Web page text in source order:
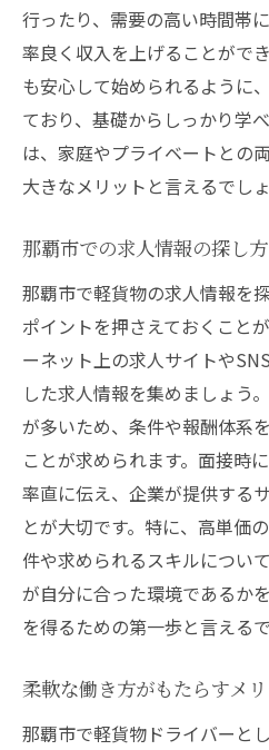
行ったり、需要の高い時間帯
率良く収入を上げることがで
も安心して始められるように
ており、基礎からしっかり学
は、家庭やプライベートとの
大きなメリットと言えるでしょ
那覇市での求人情報の探し
那覇市で軽貨物の求人情報を
ポイントを押さえておくこと
ーネット上の求人サイトや
した求人情報を集めましょう
が多いため、条件や報酬体系
ことが求められます。面接時
率直に伝え、企業が提供する
とが大切です。特に、高単価
件や求められるスキルについ
が自分に合った環境であるか
を得るための第一歩と言えるで
柔軟な働き方がもたらすメ
那覇市で軽貨物ドライバーと